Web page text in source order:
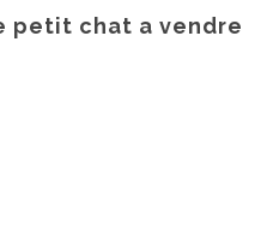
petit chat a vendre